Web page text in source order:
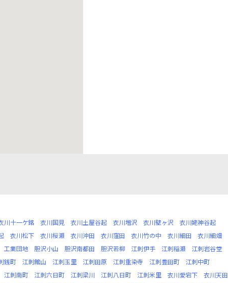
川十一ケ銘 衣川国見 衣川土屋谷起 衣川増沢 衣川壁ヶ沢
衣川姥神谷起
衣川松下 衣川桜瀬 衣川沖田 衣川窪田 衣川竹の中 衣川細田
衣川細畑
工業団地 胆沢小山 胆沢南都田 胆沢若柳 江刺伊手 江刺稲瀬
江刺岩谷堂
銭町 江刺館山 江刺玉里 江刺田原 江刺重染寺 江刺豊田町
江刺中町
江刺南町 江刺六日町 江刺梁川 江刺八日町 江刺米里 衣川愛宕下
衣川天田